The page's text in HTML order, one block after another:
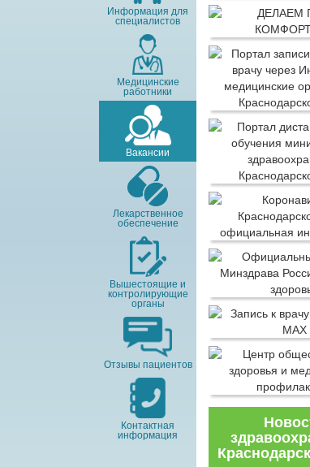
Информация для
специалистов
Медицинские
работники
Вакансии
Лекарственное
обеспечение
Вышестоящие и
контролирующие
органы
Отзывы пациентов
Контактная
информация